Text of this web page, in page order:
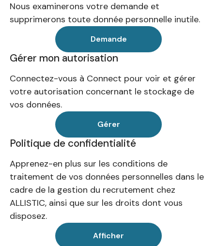
Nous examinerons votre demande et
supprimerons toute donnée personnelle inutile.
Demande
Gérer mon autorisation
Connectez-vous à Connect pour voir et gérer
votre autorisation concernant le stockage de
vos données.
Gérer
Politique de confidentialité
Apprenez-en plus sur les conditions de
traitement de vos données personnelles dans le
cadre de la gestion du recrutement chez
ALLISTIC, ainsi que sur les droits dont vous
disposez.
Afficher